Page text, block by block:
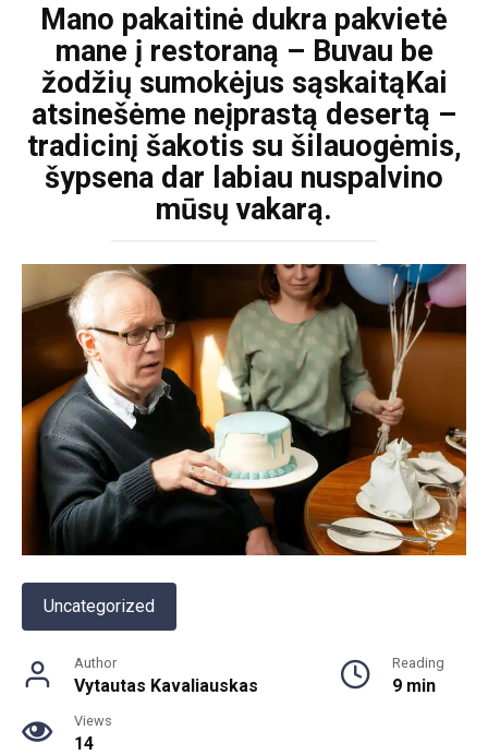
Mano pakaitinė dukra pakvietė
mane į restoraną – Buvau be
žodžių sumokėjus sąskaitąKai
atsinešėme neįprastą desertą –
tradicinį šakotis su šilauogėmis,
šypsena dar labiau nuspalvino
mūsų vakarą.
Uncategorized
Author
Vytautas Kavaliauskas
Reading
9 min
Views
14